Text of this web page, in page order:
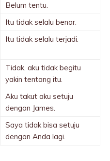
Belum tentu.
Itu tidak selalu benar.
Itu tidak selalu terjadi.
Tidak, aku tidak begitu
yakin tentang itu.
Aku takut aku setuju
dengan James.
Saya tidak bisa setuju
dengan Anda lagi.